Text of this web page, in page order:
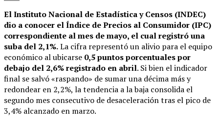
El Instituto Nacional de Estadística y Censos (INDEC)
dio a conocer el Índice de Precios al Consumidor (IPC)
correspondiente al mes de mayo, el cual registró una
suba del 2,1%.La cifra representó un alivio para el equipo
económico al ubicarse 0,5 puntos porcentuales por
debajo del 2,6% registrado en abril. Si bien el indicador
final se salvó «raspando» de sumar una décima más y
redondear en 2,2%, la tendencia a la baja consolida el
segundo mes consecutivo de desaceleración tras el pico de
3,4% alcanzado en marzo.